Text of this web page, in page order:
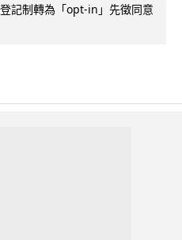
記制轉為「opt-in」先徵同意